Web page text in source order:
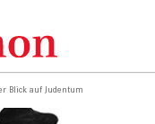
Blick auf Judentum